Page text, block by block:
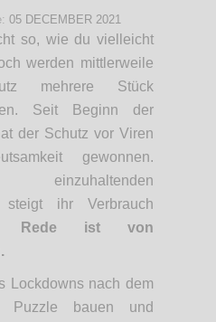
05 DECEMBER 2021
so, wie du vielleicht
werden mittlerweile
mehrere Stück
Seit Beginn der
der Schutz vor Viren
gewonnen.
steigt ihr Verbrauch
Rede ist von
Lockdowns nach dem
Puzzle bauen und